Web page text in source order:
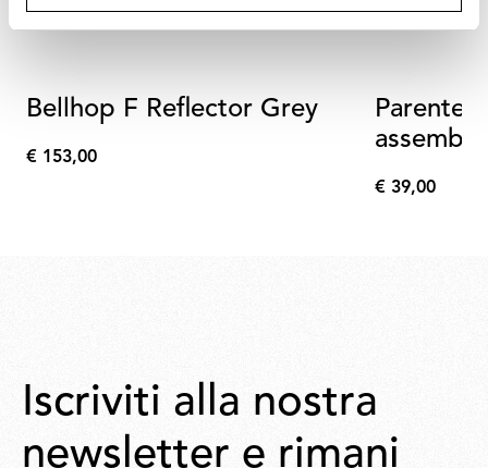
Bellhop F Reflector Grey
€
€ 153,00
assembly
€
€ 39,00
Iscriviti alla nostra
newsletter e rimani